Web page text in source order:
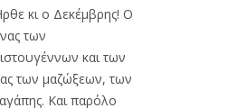
κι ο Δεκέμβρης! Ο
των
και των
των μαζώξεων, των
Και παρόλο